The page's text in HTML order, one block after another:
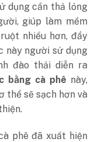
dụng cần thả lỏng
giúp làm mềm
nhiều hơn, đẩy
này người sử dụng
đào thải diễn ra
bằng cà phê này,
thể sẽ sạch hơn và
phê đã xuất hiện